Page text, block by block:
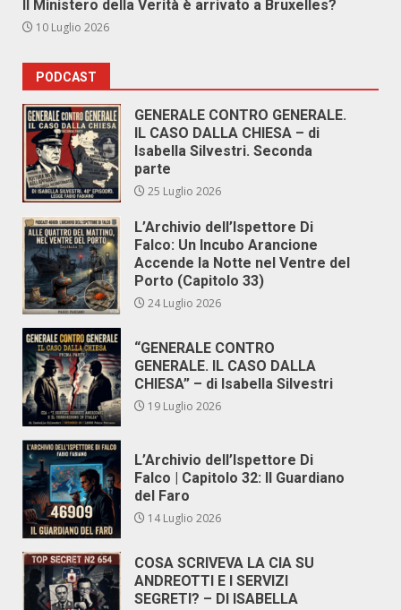
Il Ministero della Verità è arrivato a Bruxelles?
10 Luglio 2026
PODCAST
GENERALE CONTRO GENERALE.
IL CASO DALLA CHIESA – di
Isabella Silvestri. Seconda
parte
25 Luglio 2026
L’Archivio dell’Ispettore Di
Falco: Un Incubo Arancione
Accende la Notte nel Ventre del
Porto (Capitolo 33)
24 Luglio 2026
“GENERALE CONTRO
GENERALE. IL CASO DALLA
CHIESA” – di Isabella Silvestri
19 Luglio 2026
L’Archivio dell’Ispettore Di
Falco | Capitolo 32: Il Guardiano
del Faro
14 Luglio 2026
COSA SCRIVEVA LA CIA SU
ANDREOTTI E I SERVIZI
SEGRETI? – DI ISABELLA